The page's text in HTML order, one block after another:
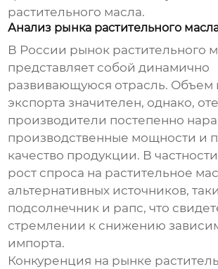
растительного масла.
Анализ рынка растительного
В России рынок растительного
представляет собой динамично
развивающуюся отрасль. Объем
экспорта значителен, однако,
производители постепенно
производственные мощности и
качество продукции. В
рост спроса на растительное
альтернативных источников,
подсолнечник и рапс, что
стремлении к снижению
импорта.
Конкуренция на рынке